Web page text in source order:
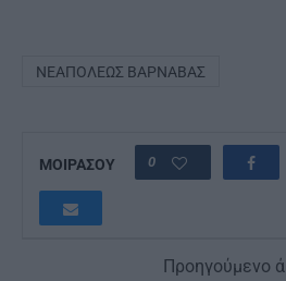
ΝΕΑΠΌΛΕΩΣ ΒΑΡΝΆΒΑΣ
ΜΟΙΡΑΣΟΥ 0
Προηγούμενο